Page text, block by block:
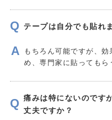
テープは自分でも貼れ
もちろん可能ですが、
め、専門家に貼ってもら
痛みは特にないのです
丈夫ですか？